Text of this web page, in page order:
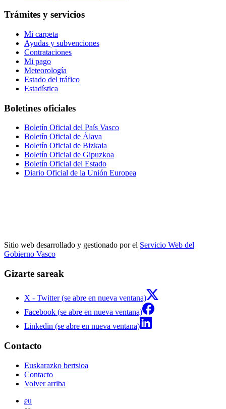
Trámites y servicios
Mi carpeta
Ayudas y subvenciones
Contrataciones
Mi pago
Meteorología
Estado del tráfico
Estadística
Boletines oficiales
Boletín Oficial del País Vasco
Boletín Oficial de Álava
Boletín Oficial de Bizkaia
Boletín Oficial de Gipuzkoa
Boletín Oficial del Estado
Diario Oficial de la Unión Europea
Sitio web desarrollado y gestionado por el Servicio Web del
Gobierno Vasco
Gizarte sareak
X - Twitter (se abre en nueva ventana)
Facebook (se abre en nueva ventana)
Linkedin (se abre en nueva ventana)
Contacto
Euskarazko bertsioa
Contacto
Volver arriba
eu